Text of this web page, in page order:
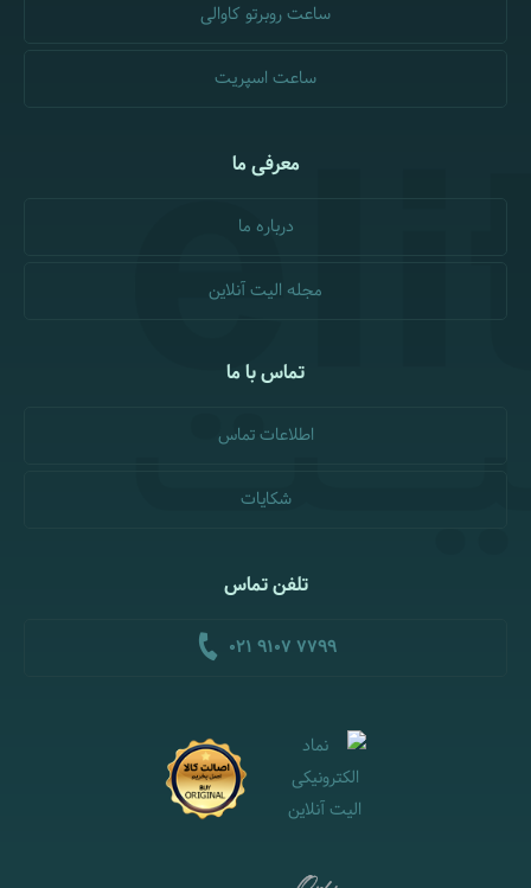
ساعت روبرتو کاوالی
ساعت اسپریت
معرفی ما
درباره ما
مجله الیت آنلاین
تماس با ما
اطلاعات تماس
شکایات
تلفن تماس
021 9107 7799